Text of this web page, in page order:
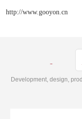
http://www.gooyon.cn